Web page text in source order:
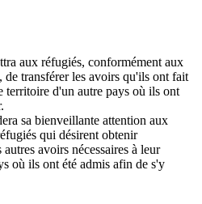
aux réfugiés, conformément aux
de transférer les avoirs qu'ils ont fait
territoire d'un autre pays où ils ont
sa bienveillante attention aux
qui désirent obtenir
avoirs nécessaires à leur
où ils ont été admis afin de s'y